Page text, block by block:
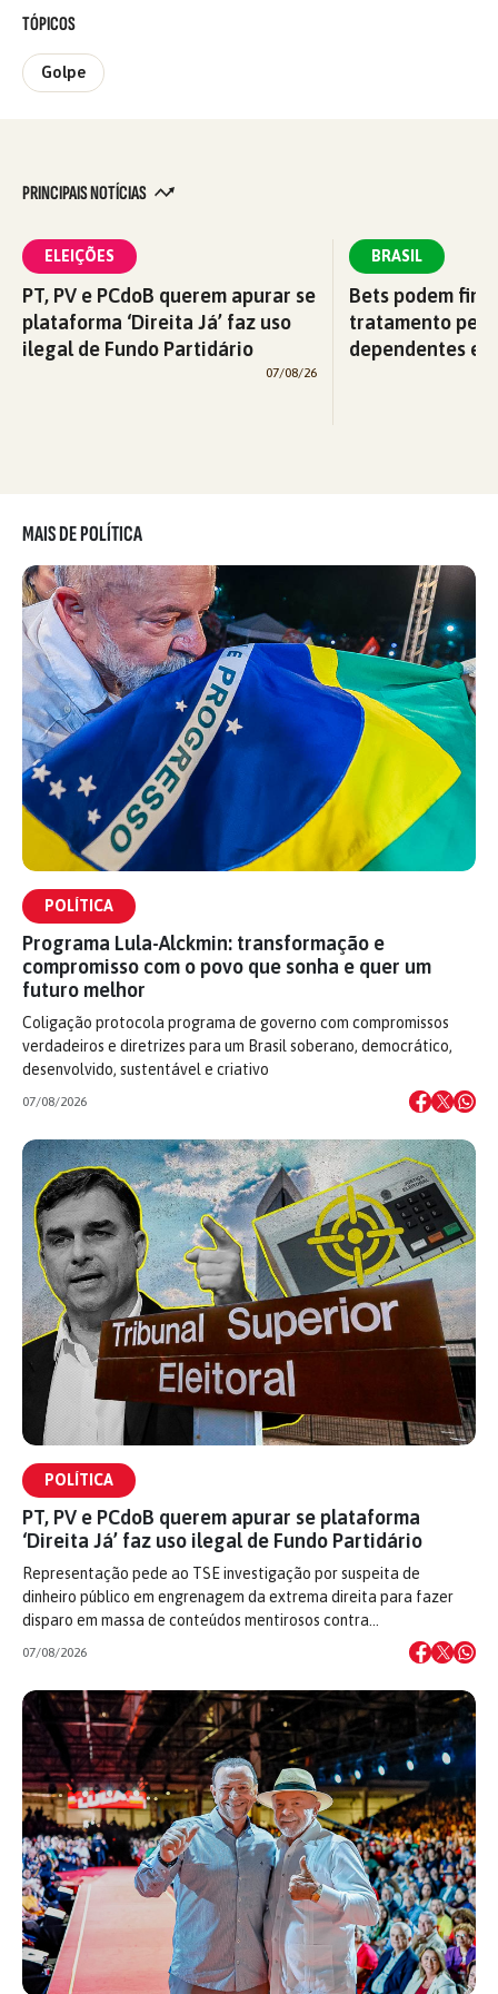
TÓPICOS
Golpe
PRINCIPAIS NOTÍCIAS
ELEIÇÕES
PT, PV e PCdoB querem apurar se
plataforma ‘Direita Já’ faz uso
ilegal de Fundo Partidário
07/08/26
BRASIL
Bets podem
tratamento pelo
dependentes
MAIS DE POLÍTICA
POLÍTICA
Programa Lula-Alckmin: transformação e
compromisso com o povo que sonha e quer um
futuro melhor
Coligação protocola programa de governo com compromissos
verdadeiros e diretrizes para um Brasil soberano, democrático,
desenvolvido, sustentável e criativo
07/08/2026
POLÍTICA
PT, PV e PCdoB querem apurar se plataforma
‘Direita Já’ faz uso ilegal de Fundo Partidário
Representação pede ao TSE investigação por suspeita de
dinheiro público em engrenagem da extrema direita para fazer
disparo em massa de conteúdos mentirosos contra…
07/08/2026